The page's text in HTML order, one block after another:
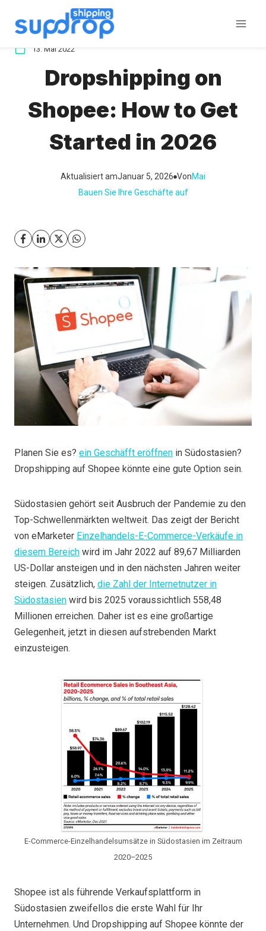
Inhalt
13. Mai 2022
Dropshipping on
Shopee: How to Get
Started in 2026
Aktualisiert amJanuar 5, 2026 VonMai
Bauen Sie Ihre Geschäfte auf
Planen Sie es? ein Geschäfft eröffnen in Südostasien?
Dropshipping auf Shopee könnte eine gute Option sein.
Südostasien gehört seit Ausbruch der Pandemie zu den
Top-Schwellenmärkten weltweit. Das zeigt der Bericht
von eMarketer Einzelhandels-E-Commerce-Verkäufe in
diesem Bereich wird im Jahr 2022 auf 89,67 Milliarden
US-Dollar ansteigen und in den nächsten Jahren weiter
steigen. Zusätzlich, die Zahl der Internetnutzer in
Südostasien wird bis 2025 voraussichtlich 558,48
Millionen erreichen. Daher ist es eine großartige
Gelegenheit, jetzt in diesen aufstrebenden Markt
einzusteigen.
E-Commerce-Einzelhandelsumsätze in Südostasien im Zeitraum
2020–2025
Shopee ist als führende Verkaufsplattform in
Südostasien zweifellos die erste Wahl für Ihr
Unternehmen. Und Dropshipping auf Shopee könnte der